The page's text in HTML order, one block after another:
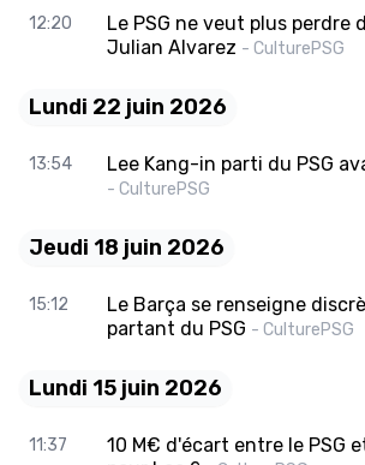
12:20
Le PSG ne veut plus perdre
Julian Alvarez - CulturePSG
Lundi 22 juin 2026
13:54 Lee Kang-in parti du PSG
- CulturePSG
Jeudi 18 juin 2026
15:12
Le Barça se renseigne
partant du PSG - CulturePSG
Lundi 15 juin 2026
11:37
10 M€ d'écart entre le PSG